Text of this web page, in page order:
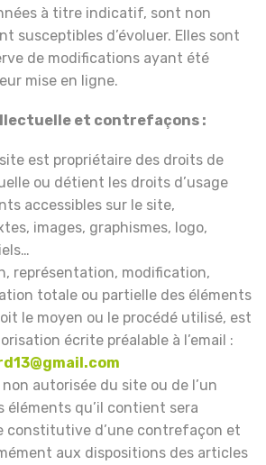
à titre indicatif, sont non
susceptibles d’évoluer. Elles sont
de modifications ayant été
mise en ligne.
et contrefaçons :
est propriétaire des droits de
ou détient les droits d’usage
accessibles sur le site,
images, graphismes, logo,
représentation, modification,
totale ou partielle des éléments
le moyen ou le procédé utilisé, est
écrite préalable à l’email :
autorisée du site ou de l’un
éléments qu’il contient sera
constitutive d’une contrefaçon et
aux dispositions des articles